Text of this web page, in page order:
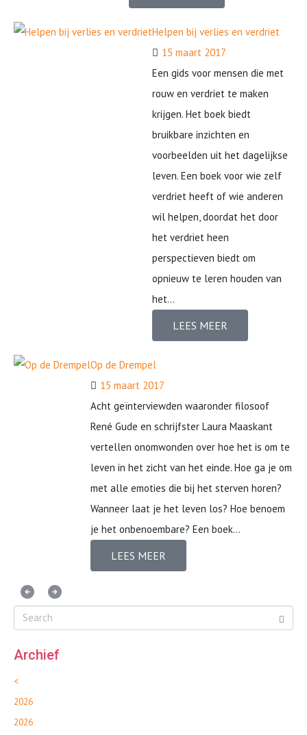
Helpen bij verlies en verdriet
15 maart 2017
Een gids voor mensen die met
rouw en verdriet te maken
krijgen. Het boek biedt
bruikbare inzichten en
voorbeelden uit het dagelijkse
leven. Een boek voor wie zelf
verdriet heeft of wie anderen
wil helpen, doordat het door
het verdriet heen
perspectieven biedt om
opnieuw te leren houden van
het...
LEES MEER
Op de Drempel
15 maart 2017
Acht geïnterviewden waaronder filosoof
René Gude en schrijfster Laura Maaskant
vertellen onomwonden over hoe het is om te
leven in het zicht van het einde. Hoe ga je om
met alle emoties die bij het sterven horen?
Wanneer laat je het leven los? Hoe benoem
je het onbenoembare? Een boek...
LEES MEER
Archief
<
2026
2026